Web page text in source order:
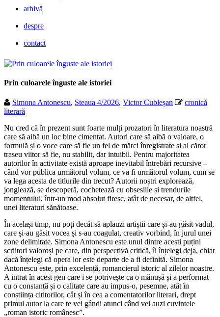
arhivă
despre
contact
Prin culoarele înguste ale istoriei
Simona Antonescu, Steaua 4/2026, Victor Cubleșan
cronică
literară
Nu cred că în prezent sunt foarte mulți prozatori în literatura noastră
care să aibă un loc bine cimentat. Autori care să aibă o valoare, o
formulă și o voce care să fie un fel de mărci înregistrate și al căror
traseu viitor să fie, nu stabilit, dar intuibil. Pentru majoritatea
autorilor în activitate există aproape inevitabil întrebări recursive –
când vor publica următorul volum, ce va fi următorul volum, cum se
va lega acesta de titlurile din trecut? Autorii noștri explorează,
jonglează, se descoperă, cochetează cu obsesiile și trendurile
momentului, într-un mod absolut firesc, atât de necesar, de altfel,
unei literaturi sănătoase.
În același timp, nu poți decât să aplauzi artiștii care și-au găsit vadul,
care și-au găsit vocea și s-au coagulat, creativ vorbind, în jurul unei
zone delimitate. Simona Antonescu este unul dintre acești puțini
scriitori valoroși pe care, din perspectivă critică, îi înțelegi deja, chiar
dacă înțelegi că opera lor este departe de a fi definită. Simona
Antonescu este, prin excelență, romancierul istoric al zilelor noastre.
A intrat în acest gen care i se potrivește ca o mănușă și a performat
cu o constanță și o calitate care au impus-o, pesemne, atât în
conștiința cititorilor, cât și în cea a comentatorilor literari, drept
primul autor la care te vei gândi atunci când vei auzi cuvintele
„roman istoric românesc”.